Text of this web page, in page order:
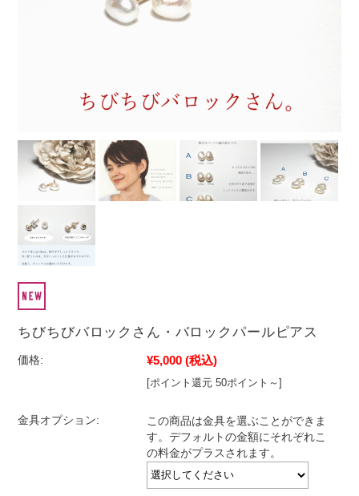
ちびちびバロックさん・バロックパールピアス
価格: ¥5,000 (税込)
[ポイント還元 50ポイント～]
金具オプション:
この商品は金具を選ぶことができま
す。デフォルトの金額にそれぞれこ
の料金がプラスされます。